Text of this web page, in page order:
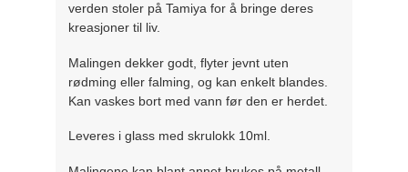
verden stoler på Tamiya for å bringe deres
kreasjoner til liv.
Malingen dekker godt, flyter jevnt uten
rødming eller falming, og kan enkelt blandes.
Kan vaskes bort med vann før den er herdet.
Leveres i glass med skrulokk 10ml.